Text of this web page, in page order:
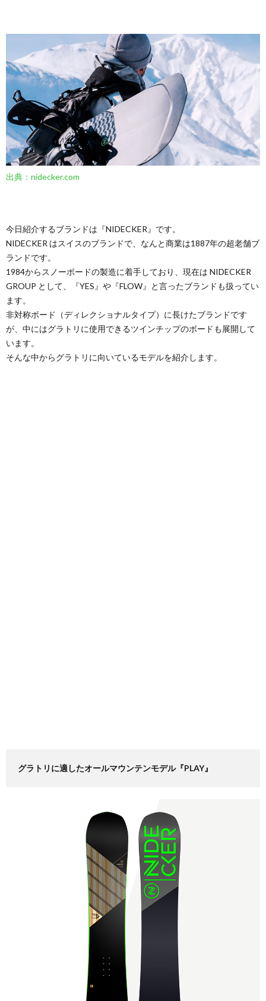
出典：nidecker.com
今日紹介するブランドは『NIDECKER』です。
NIDECKER はスイスのブランドで、なんと商業は1887年の超老舗ブ
ランドです。
1984からスノーボードの製造に着手しており、現在は NIDECKER
GROUP として、『YES』や『FLOW』と言ったブランドも扱ってい
ます。
非対称ボード（ディレクショナルタイプ）に長けたブランドです
が、中にはグラトリに使用できるツインチップのボードも展開して
います。
そんな中からグラトリに向いているモデルを紹介します。
グラトリに適したオールマウンテンモデル『PLAY』